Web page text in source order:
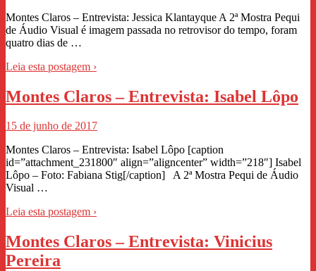
Montes Claros – Entrevista: Jessica Klantayque A 2ª Mostra Pequi
de Áudio Visual é imagem passada no retrovisor do tempo, foram
quatro dias de …
Leia esta postagem ›
Montes Claros – Entrevista: Isabel Lôpo
15 de junho de 2017
Montes Claros – Entrevista: Isabel Lôpo [caption
id=”attachment_231800″ align=”aligncenter” width=”218″] Isabel
Lôpo – Foto: Fabiana Stig[/caption] A 2ª Mostra Pequi de Áudio
Visual …
Leia esta postagem ›
Montes Claros – Entrevista: Vinicius
Pereira